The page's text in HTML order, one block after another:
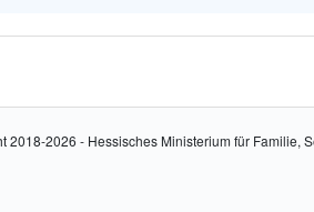
2018-2026 - Hessisches Ministerium für Familie,